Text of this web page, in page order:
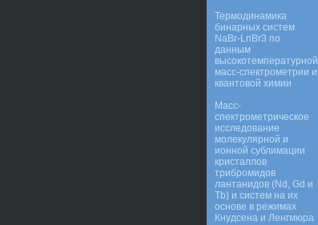
Термодинамика
бинарных систем
NaBr-LnBr3 по
данным
высокотемпературной
масс-спектрометрии и
квантовой химии
Масс-
спектрометрическое
исследование
молекулярной и
ионной сублимации
кристаллов
трибромидов
лантанидов (Nd, Gd и
Tb) и систем на их
основе в режимах
Кнудсена и Ленгмюра